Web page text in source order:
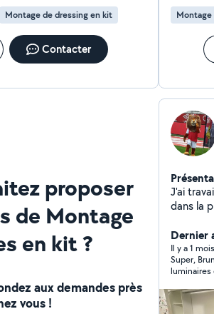
Montage de dressing en kit
Contacter
proposer
de Montage
en kit ?
aux demandes près
vous !
J'ai
dans la
aller
Dernier
Il y a 1 mois
Super,
luminaires